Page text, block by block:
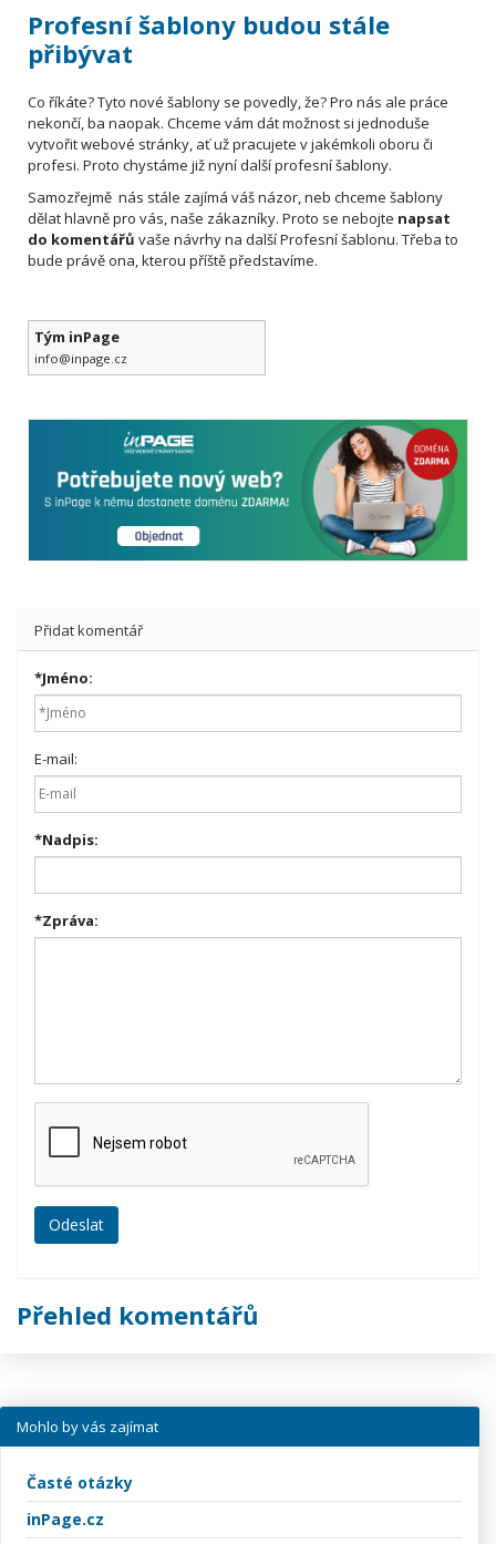
Profesní šablony budou stále
přibývat
Co říkáte? Tyto nové šablony se povedly, že? Pro nás ale práce
nekončí, ba naopak. Chceme vám dát možnost si jednoduše
vytvořit webové stránky, ať už pracujete v jakémkoli oboru či
profesi. Proto chystáme již nyní další profesní šablony.
Samozřejmě nás stále zajímá váš názor, neb chceme šablony
dělat hlavně pro vás, naše zákazníky. Proto se nebojte napsat
do komentářů vaše návrhy na další Profesní šablonu. Třeba to
bude právě ona, kterou příště představíme.
Tým inPage
info@inpage.cz
Přidat komentář
*Jméno:
E-mail:
*Nadpis:
*Zpráva:
Přehled komentářů
Mohlo by vás zajímat
Časté otázky
inPage.cz